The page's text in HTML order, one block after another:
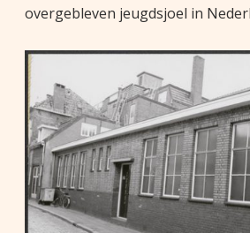
overgebleven jeugdsjoel in